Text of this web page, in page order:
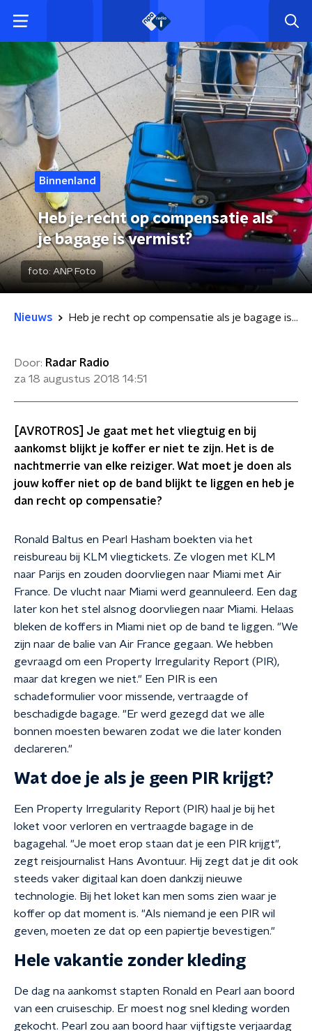
Binnenland
Heb je recht op compensatie als
je bagage is vermist?
foto: ANP Foto
Nieuws Heb je recht op compensatie als je bagage is vermist?
Door: Radar Radio
za 18 augustus 2018 14:51
[AVROTROS] Je gaat met het vliegtuig en bij
aankomst blijkt je koffer er niet te zijn. Het is de
nachtmerrie van elke reiziger. Wat moet je doen als
jouw koffer niet op de band blijkt te liggen en heb je
dan recht op compensatie?
Ronald Baltus en Pearl Hasham boekten via het
reisbureau bij KLM vliegtickets. Ze vlogen met KLM
naar Parijs en zouden doorvliegen naar Miami met Air
France. De vlucht naar Miami werd geannuleerd. Een dag
later kon het stel alsnog doorvliegen naar Miami. Helaas
bleken de koffers in Miami niet op de band te liggen. "We
zijn naar de balie van Air France gegaan. We hebben
gevraagd om een Property Irregularity Report (PIR),
maar dat kregen we niet." Een PIR is een
schadeformulier voor missende, vertraagde of
beschadigde bagage. "Er werd gezegd dat we alle
bonnen moesten bewaren zodat we die later konden
declareren."
Wat doe je als je geen PIR krijgt?
Een Property Irregularity Report (PIR) haal je bij het
loket voor verloren en vertraagde bagage in de
bagagehal. "Je moet erop staan dat je een PIR krijgt",
zegt reisjournalist Hans Avontuur. Hij zegt dat je dit ook
steeds vaker digitaal kan doen dankzij nieuwe
technologie. Bij het loket kan men soms zien waar je
koffer op dat moment is. "Als niemand je een PIR wil
geven, moeten ze dat op een papiertje bevestigen."
Hele vakantie zonder kleding
De dag na aankomst stapten Ronald en Pearl aan boord
van een cruiseschip. Er moest nog snel kleding worden
gekocht. Pearl zou aan boord haar vijftigste verjaardag